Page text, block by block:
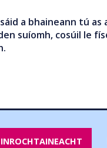
a bhaineann tú as
suíomh, cosúil le
INROCHTAINEACHT